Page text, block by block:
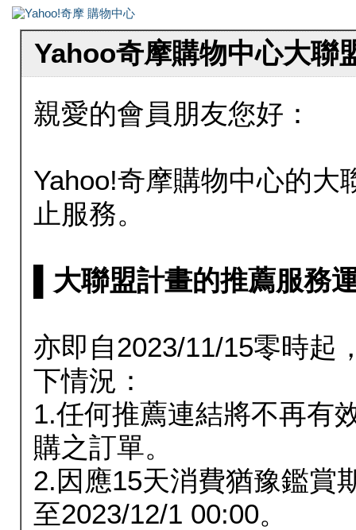
Yahoo奇摩購物中心大聯
親愛的會員朋友您好：
Yahoo!奇摩購物中心的大
止服務。
▌大聯盟計畫的推薦服務
亦即自2023/11/15零時起
下情況：
1.任何推薦連結將不再有
購之訂單。
2.因應15天消費猶豫鑑賞
至2023/12/1 00:00。